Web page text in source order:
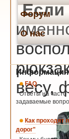
Если
весу,
Форум
О нас
FAQ
Ответы на часто
задаваемые
Как проходят
дорог"